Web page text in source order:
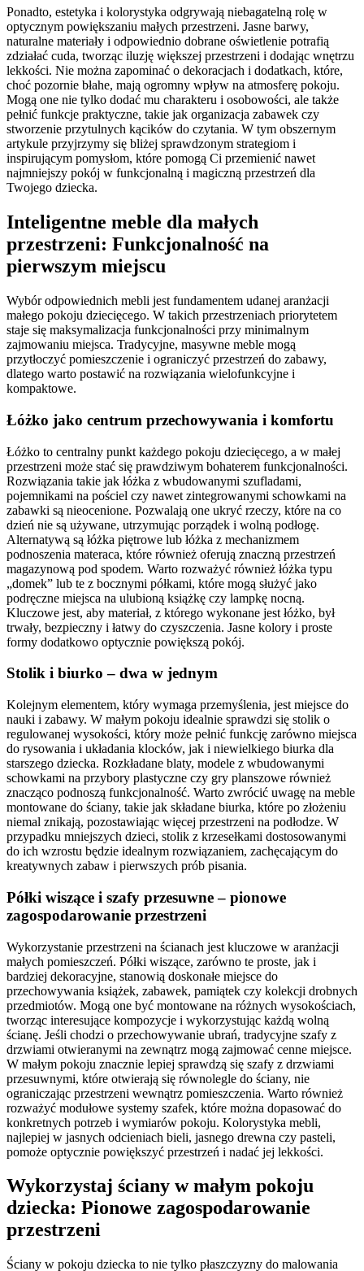
Ponadto, estetyka i kolorystyka odgrywają niebagatelną rolę w
optycznym powiększaniu małych przestrzeni. Jasne barwy,
naturalne materiały i odpowiednio dobrane oświetlenie potrafią
zdziałać cuda, tworząc iluzję większej przestrzeni i dodając wnętrzu
lekkości. Nie można zapominać o dekoracjach i dodatkach, które,
choć pozornie błahe, mają ogromny wpływ na atmosferę pokoju.
Mogą one nie tylko dodać mu charakteru i osobowości, ale także
pełnić funkcje praktyczne, takie jak organizacja zabawek czy
stworzenie przytulnych kącików do czytania. W tym obszernym
artykule przyjrzymy się bliżej sprawdzonym strategiom i
inspirującym pomysłom, które pomogą Ci przemienić nawet
najmniejszy pokój w funkcjonalną i magiczną przestrzeń dla
Twojego dziecka.
Inteligentne meble dla małych
przestrzeni: Funkcjonalność na
pierwszym miejscu
Wybór odpowiednich mebli jest fundamentem udanej aranżacji
małego pokoju dziecięcego. W takich przestrzeniach priorytetem
staje się maksymalizacja funkcjonalności przy minimalnym
zajmowaniu miejsca. Tradycyjne, masywne meble mogą
przytłoczyć pomieszczenie i ograniczyć przestrzeń do zabawy,
dlatego warto postawić na rozwiązania wielofunkcyjne i
kompaktowe.
Łóżko jako centrum przechowywania i komfortu
Łóżko to centralny punkt każdego pokoju dziecięcego, a w małej
przestrzeni może stać się prawdziwym bohaterem funkcjonalności.
Rozwiązania takie jak łóżka z wbudowanymi szufladami,
pojemnikami na pościel czy nawet zintegrowanymi schowkami na
zabawki są nieocenione. Pozwalają one ukryć rzeczy, które na co
dzień nie są używane, utrzymując porządek i wolną podłogę.
Alternatywą są łóżka piętrowe lub łóżka z mechanizmem
podnoszenia materaca, które również oferują znaczną przestrzeń
magazynową pod spodem. Warto rozważyć również łóżka typu
„domek” lub te z bocznymi półkami, które mogą służyć jako
podręczne miejsca na ulubioną książkę czy lampkę nocną.
Kluczowe jest, aby materiał, z którego wykonane jest łóżko, był
trwały, bezpieczny i łatwy do czyszczenia. Jasne kolory i proste
formy dodatkowo optycznie powiększą pokój.
Stolik i biurko – dwa w jednym
Kolejnym elementem, który wymaga przemyślenia, jest miejsce do
nauki i zabawy. W małym pokoju idealnie sprawdzi się stolik o
regulowanej wysokości, który może pełnić funkcję zarówno miejsca
do rysowania i układania klocków, jak i niewielkiego biurka dla
starszego dziecka. Rozkładane blaty, modele z wbudowanymi
schowkami na przybory plastyczne czy gry planszowe również
znacząco podnoszą funkcjonalność. Warto zwrócić uwagę na meble
montowane do ściany, takie jak składane biurka, które po złożeniu
niemal znikają, pozostawiając więcej przestrzeni na podłodze. W
przypadku mniejszych dzieci, stolik z krzesełkami dostosowanymi
do ich wzrostu będzie idealnym rozwiązaniem, zachęcającym do
kreatywnych zabaw i pierwszych prób pisania.
Półki wiszące i szafy przesuwne – pionowe
zagospodarowanie przestrzeni
Wykorzystanie przestrzeni na ścianach jest kluczowe w aranżacji
małych pomieszczeń. Półki wiszące, zarówno te proste, jak i
bardziej dekoracyjne, stanowią doskonałe miejsce do
przechowywania książek, zabawek, pamiątek czy kolekcji drobnych
przedmiotów. Mogą one być montowane na różnych wysokościach,
tworząc interesujące kompozycje i wykorzystując każdą wolną
ścianę. Jeśli chodzi o przechowywanie ubrań, tradycyjne szafy z
drzwiami otwieranymi na zewnątrz mogą zajmować cenne miejsce.
W małym pokoju znacznie lepiej sprawdzą się szafy z drzwiami
przesuwnymi, które otwierają się równolegle do ściany, nie
ograniczając przestrzeni wewnątrz pomieszczenia. Warto również
rozważyć modułowe systemy szafek, które można dopasować do
konkretnych potrzeb i wymiarów pokoju. Kolorystyka mebli,
najlepiej w jasnych odcieniach bieli, jasnego drewna czy pasteli,
pomoże optycznie powiększyć przestrzeń i nadać jej lekkości.
Wykorzystaj ściany w małym pokoju
dziecka: Pionowe zagospodarowanie
przestrzeni
Ściany w pokoju dziecka to nie tylko płaszczyzny do malowania